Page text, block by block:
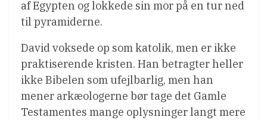
af Egypten og lokkede sin mor på en tur ned
til pyramiderne.
David voksede op som katolik, men er ikke
praktiserende kristen. Han betragter heller
ikke Bibelen som ufejlbarlig, men han
mener arkæologerne bør tage det Gamle
Testamentes mange oplysninger langt mere